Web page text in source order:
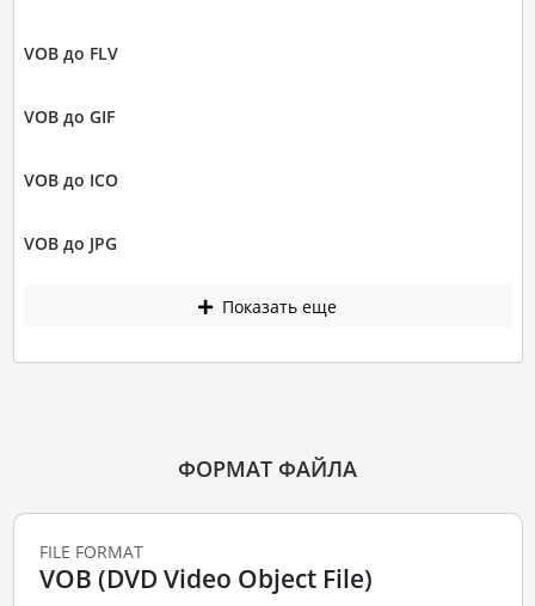
VOB до FLV
VOB до GIF
VOB до ICO
VOB до JPG
Показать еще
ФОРМАТ ФАЙЛА
FILE FORMAT
VOB (DVD Video Object File)